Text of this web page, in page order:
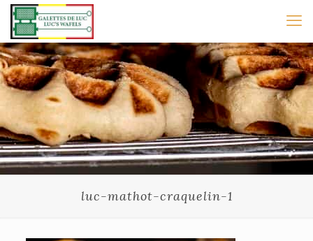
luc-mathot-craquelin-1